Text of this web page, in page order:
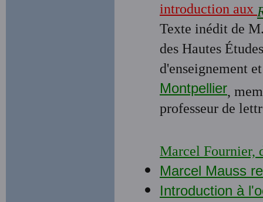
introduction aux
Texte inédit de
des Hautes
d'enseignement
Montpellier,
professeur de
Marcel Fournier,
Marcel Mauss
Introduction à